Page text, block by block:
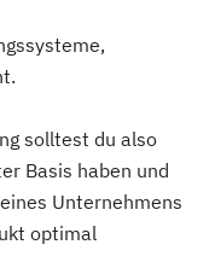
solltest du also
Basis haben und
Unternehmens
optimal